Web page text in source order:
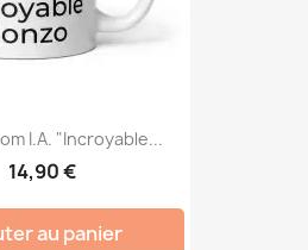
I.A. "Incroyable...
14,90 €
au panier